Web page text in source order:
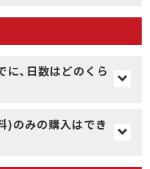
います。
日間です。
、日数はどのくら
合は、受講料のご
3営業日で発送いた
)のみの購入はでき